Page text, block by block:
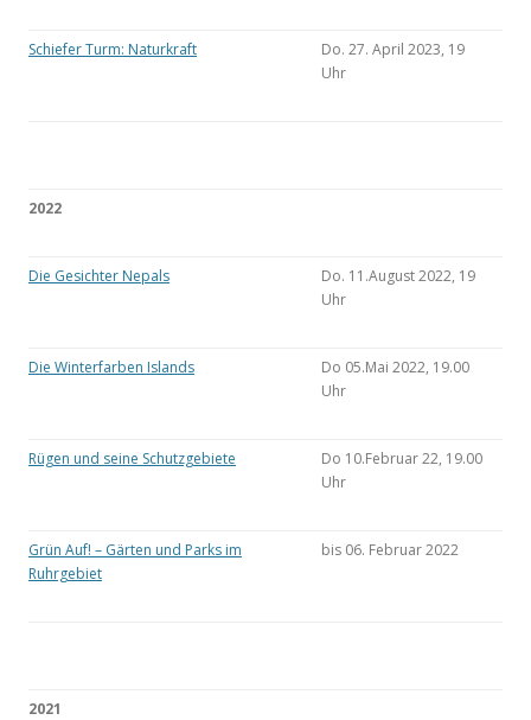
Schiefer Turm: Naturkraft
Do. 27. April 2023, 19
Uhr
2022
Die Gesichter Nepals
Do. 11.August 2022, 19
Uhr
Die Winterfarben Islands
Do 05.Mai 2022, 19.00
Uhr
Rügen und seine Schutzgebiete
Do 10.Februar 22, 19.00
Uhr
Grün Auf! – Gärten und Parks im
Ruhrgebiet
bis 06. Februar 2022
2021